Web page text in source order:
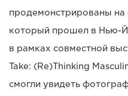
продемонстрированы на
который прошел в Нью-
в рамках совместной
Take: (Re)Thinking
смогли увидеть